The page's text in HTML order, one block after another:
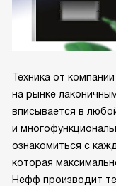
Техника от
на рынке
вписывается в
и
ознакомиться с
которая
Нефф производит